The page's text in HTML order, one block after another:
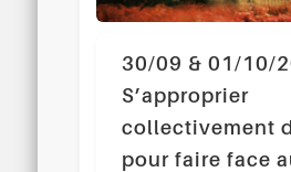
30/09 & 01/10/
S’approprier
collectivement
pour faire face